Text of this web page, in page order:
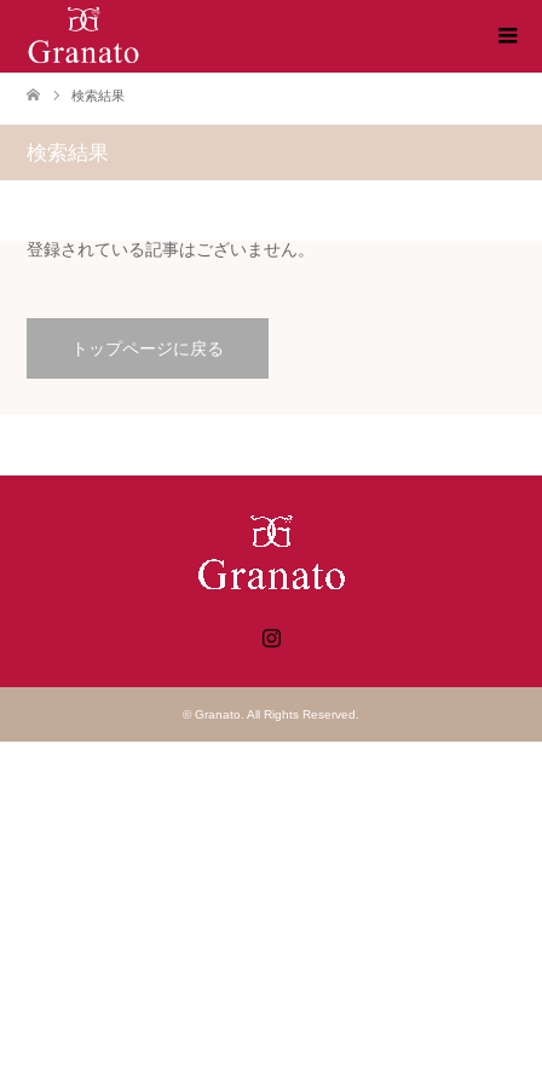
検索結果
検索結果
登録されている記事はございません。
トップページに戻る
© Granato . All Rights Reserved.